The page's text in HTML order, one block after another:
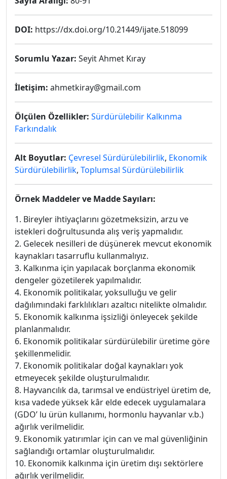
DOI: https://dx.doi.org/10.21449/ijate.518099
Sorumlu Yazar: Seyit Ahmet Kıray
İletişim: ahmetkiray@gmail.com
Ölçülen Özellikler: Sürdürülebilir Kalkınma
Farkındalık
Alt Boyutlar: Çevresel Sürdürülebilirlik, Ekonomik
Sürdürülebilirlik, Toplumsal Sürdürülebilirlik
Örnek Maddeler ve Madde Sayıları:
1. Bireyler ihtiyaçlarını gözetmeksizin, arzu ve
istekleri doğrultusunda alış veriş yapmalıdır.
2. Gelecek nesilleri de düşünerek mevcut ekonomik
kaynakları tasarruflu kullanmalıyız.
3. Kalkınma için yapılacak borçlanma ekonomik
dengeler gözetilerek yapılmalıdır.
4. Ekonomik politikalar, yoksulluğu ve gelir
dağılımındaki farklılıkları azaltıcı nitelikte olmalıdır.
5. Ekonomik kalkınma işsizliği önleyecek şekilde
planlanmalıdır.
6. Ekonomik politikalar sürdürülebilir üretime göre
şekillenmelidir.
7. Ekonomik politikalar doğal kaynakları yok
etmeyecek şekilde oluşturulmalıdır.
8. Hayvancılık da, tarımsal ve endüstriyel üretim de,
kısa vadede yüksek kâr elde edecek uygulamalara
(GDO’ lu ürün kullanımı, hormonlu hayvanlar v.b.)
ağırlık verilmelidir.
9. Ekonomik yatırımlar için can ve mal güvenliğinin
sağlandığı ortamlar oluşturulmalıdır.
10. Ekonomik kalkınma için üretim dışı sektörlere
ağırlık verilmelidir.